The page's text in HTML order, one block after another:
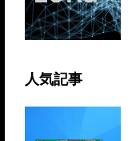
人気記事